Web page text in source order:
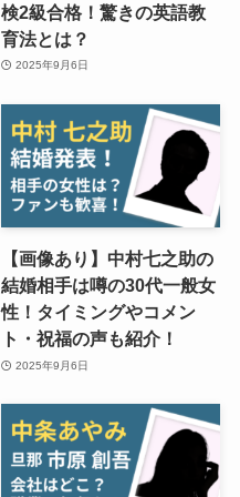
検2級合格！驚きの英語教
育法とは？
2025年9月6日
【画像あり】中村七之助の
結婚相手は噂の30代一般女
性！タイミングやコメン
ト・祝福の声も紹介！
2025年9月6日